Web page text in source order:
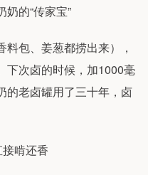
的“传家宝”
包、姜葱都捞出来），
下次卤的时候，加1000毫
老卤罐用了三十年，卤
啃还香